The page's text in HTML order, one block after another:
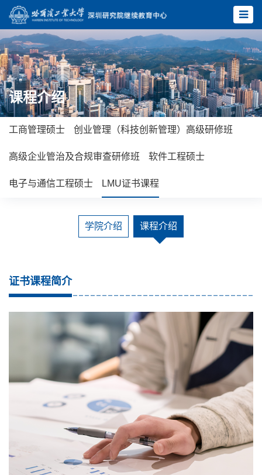
课程介绍
工商管理硕士 创业管理（科技创新管理）高级研修班
高级企业管治及合规审查研修班 软件工程硕士
电子与通信工程硕士 LMU证书课程
学院介绍 课程介绍
证书课程简介